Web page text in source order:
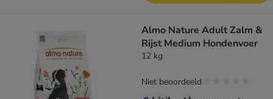
Almo Nature Adult Zalm &
Rijst Medium Hondenvoer
12 kg
Niet beoordeeld